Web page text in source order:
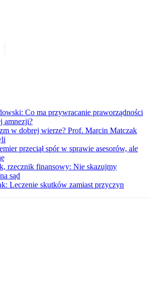
Co ma przywracanie praworządności
amnezji?
w dobrej wierze? Prof. Marcin Matczak
przeciął spór w sprawie asesorów, ale
rzecznik finansowy: Nie skazujmy
sąd
Leczenie skutków zamiast przyczyn